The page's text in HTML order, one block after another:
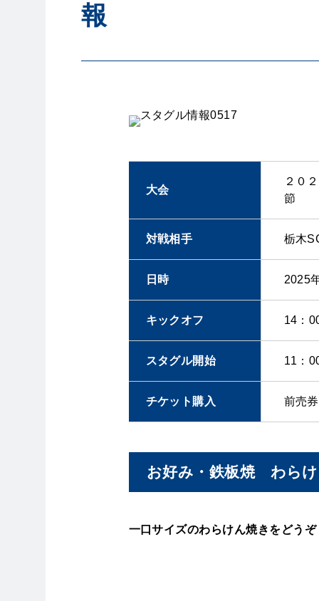
報
大会
２０
節
対戦相手 栃木
日時 2025
キックオフ 14：
スタグル開始 11：
チケット購入 前売
お好み・鉄板焼 わら
一口サイズのわらけん焼きをどうぞ